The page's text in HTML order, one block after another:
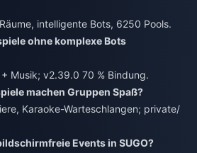
intelligente Bots, 6250 Pools.
ohne komplexe Bots
Musik; v2.39.0 70 % Bindung.
machen Gruppen Spaß?
Karaoke-Warteschlangen; private/
Events in SUGO?